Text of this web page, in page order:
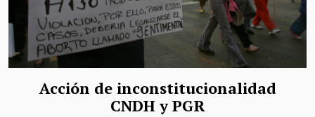
Acción de inconstitucionalidad
CNDH y PGR